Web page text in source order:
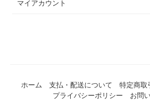
マイアカウント
ホーム 支払・配送について
特定商取
プライバシーポリシー
お問